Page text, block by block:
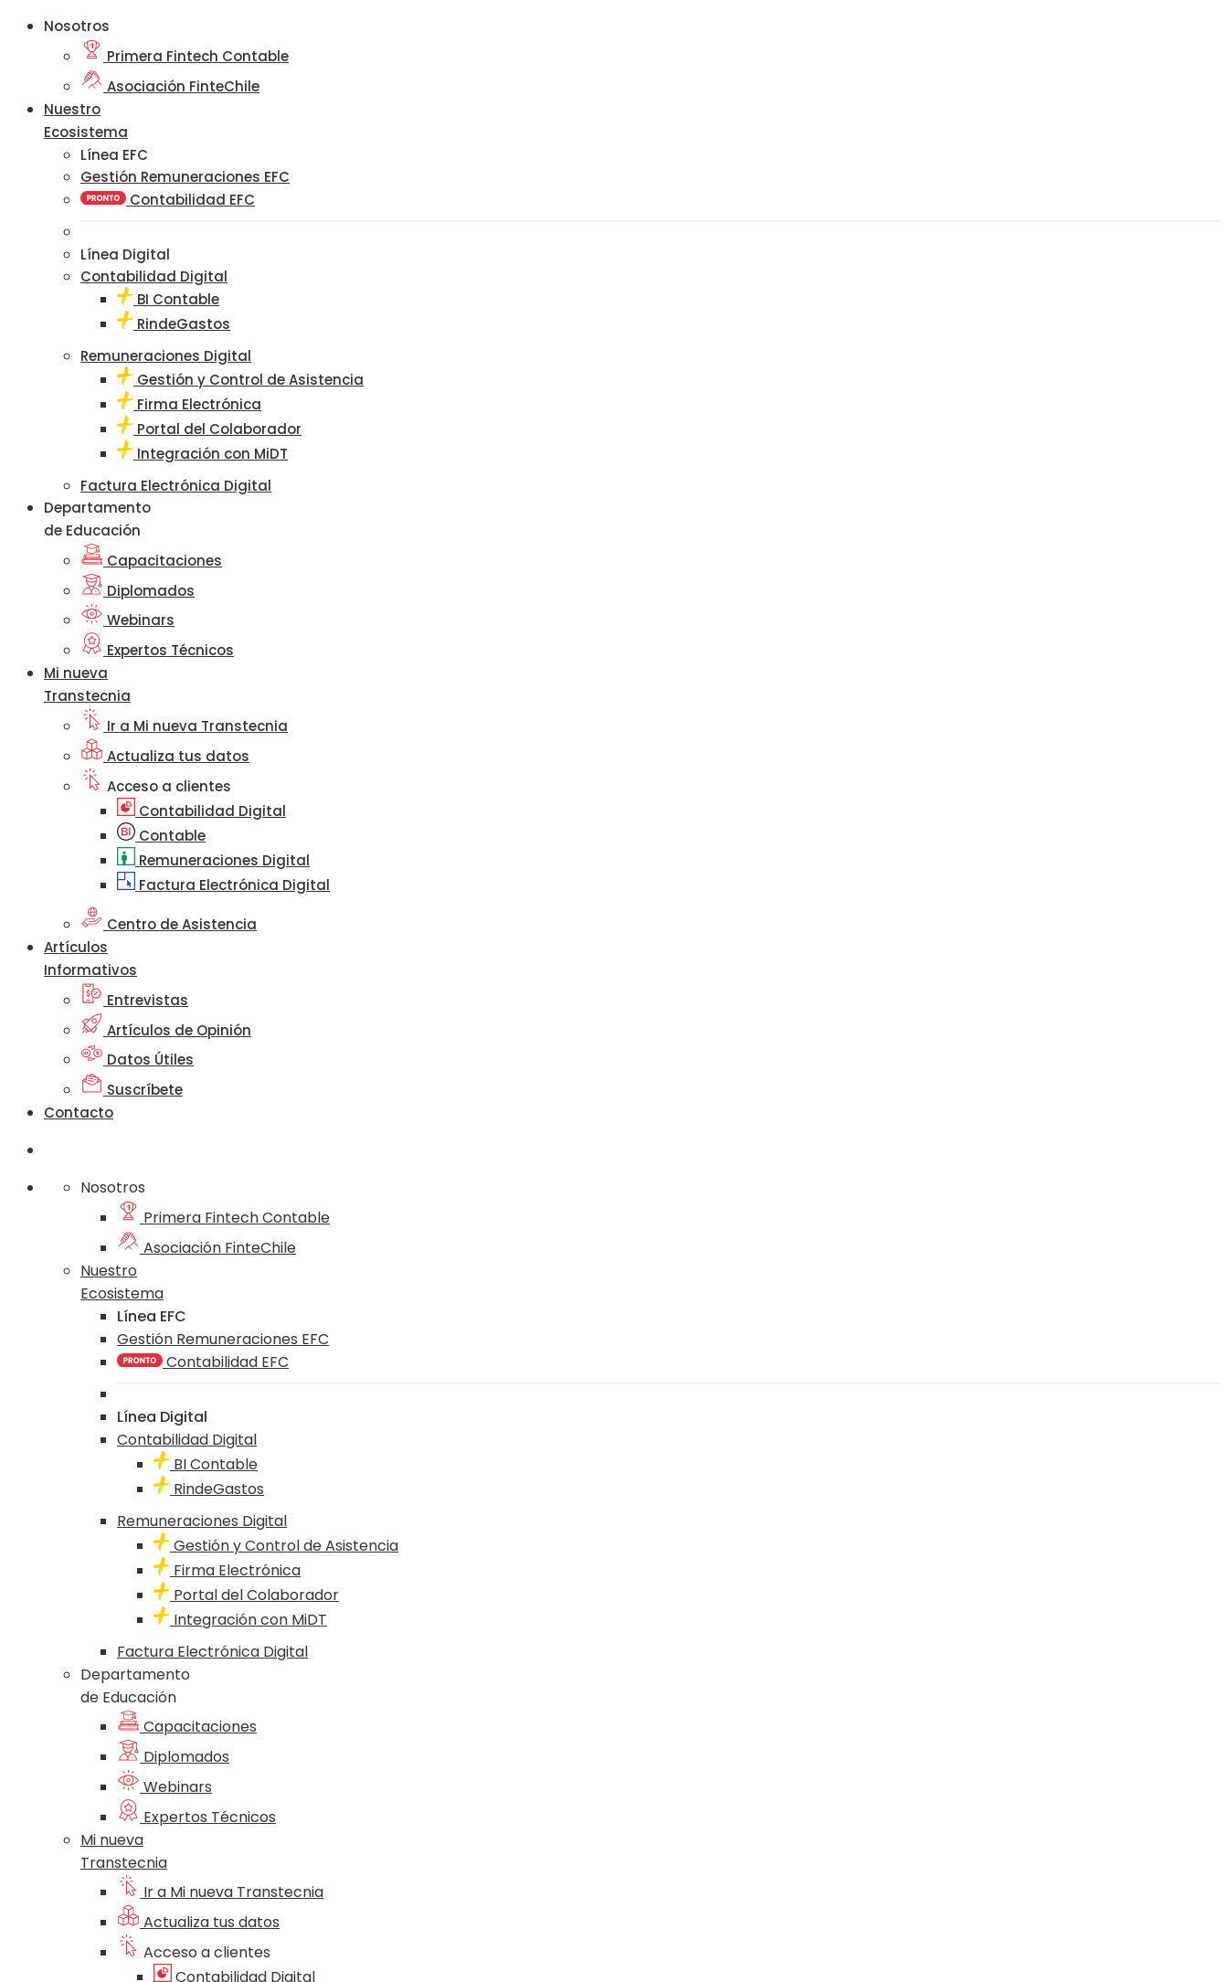
Nosotros
Primera Fintech Contable
Asociación FinteChile
Nuestro
Ecosistema
Línea EFC
Gestión Remuneraciones EFC
Contabilidad EFC
Línea Digital
Contabilidad Digital
BI Contable
RindeGastos
Remuneraciones Digital
Gestión y Control de Asistencia
Firma Electrónica
Portal del Colaborador
Integración con MiDT
Factura Electrónica Digital
Departamento
de Educación
Capacitaciones
Diplomados
Webinars
Expertos Técnicos
Mi nueva
Transtecnia
Ir a Mi nueva Transtecnia
Actualiza tus datos
Acceso a clientes
Contabilidad Digital
Contable
Remuneraciones Digital
Factura Electrónica Digital
Centro de Asistencia
Artículos
Informativos
Entrevistas
Artículos de Opinión
Datos Útiles
Suscríbete
Contacto
Nosotros
Primera Fintech Contable
Asociación FinteChile
Nuestro
Ecosistema
Línea EFC
Gestión Remuneraciones EFC
Contabilidad EFC
Línea Digital
Contabilidad Digital
BI Contable
RindeGastos
Remuneraciones Digital
Gestión y Control de Asistencia
Firma Electrónica
Portal del Colaborador
Integración con MiDT
Factura Electrónica Digital
Departamento
de Educación
Capacitaciones
Diplomados
Webinars
Expertos Técnicos
Mi nueva
Transtecnia
Ir a Mi nueva Transtecnia
Actualiza tus datos
Acceso a clientes
Contabilidad Digital